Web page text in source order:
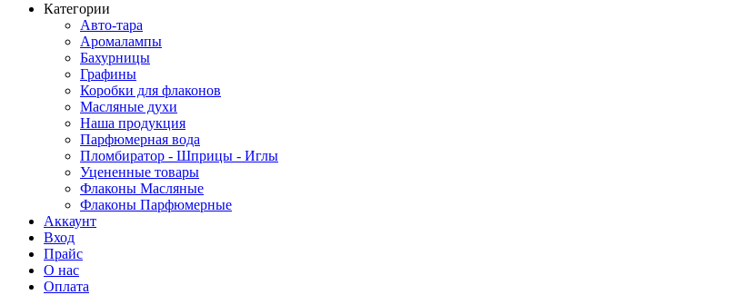
Категории
Авто-тара
Аромалампы
Бахурницы
Графины
Коробки для флаконов
Масляные духи
Наша продукция
Парфюмерная вода
Пломбиратор - Шприцы - Иглы
Уцененные товары
Флаконы Масляные
Флаконы Парфюмерные
Аккаунт
Вход
Прайс
О нас
Оплата